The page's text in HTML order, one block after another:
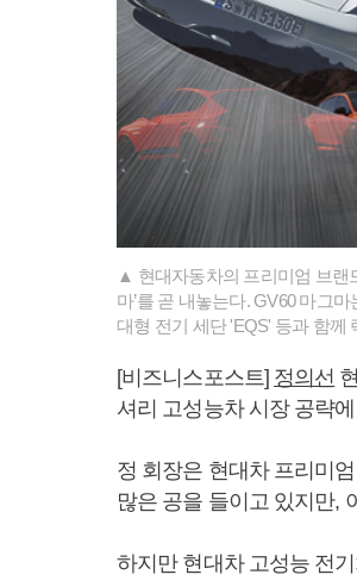
▲ 현대자동차의 프리미엄 브랜
마’를 곧 내놓는다. GV60 마그
대형 전기 세단 'EQS' 등과 함
[비즈니스포스트] 정의선
셔리 고성능차 시장 공략
정 회장은 현대차 프리미
많은 공을 들이고 있지만,
하지만 현대차 고성능 전